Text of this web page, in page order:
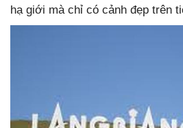
hạ giới mà chỉ có cảnh đẹp trên